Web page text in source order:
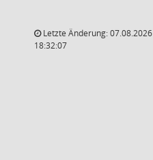
Letzte Änderung: 07.08.2026
18:32:07